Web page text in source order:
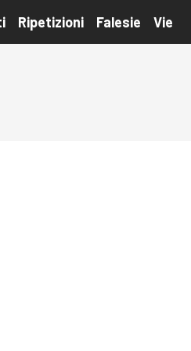
Ripetizioni Falesie Vie